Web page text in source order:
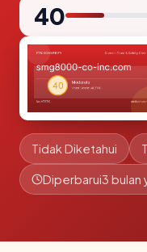
40
Tidak Diketahui
Diperbarui3 bulan